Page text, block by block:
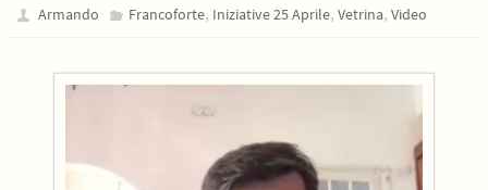
Armando Francoforte, Iniziative 25 Aprile, Vetrina, Video